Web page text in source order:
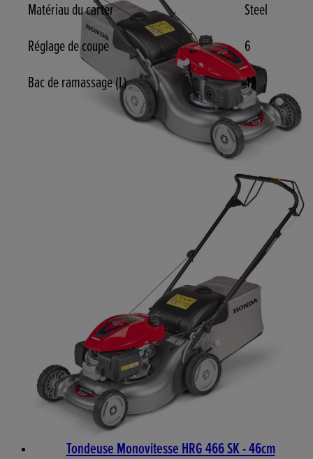
Matériau du carter
Steel
Réglage de coupe
6
Bac de ramassage (L)
42
Tondeuse Monovitesse HRG 466 SK - 46cm